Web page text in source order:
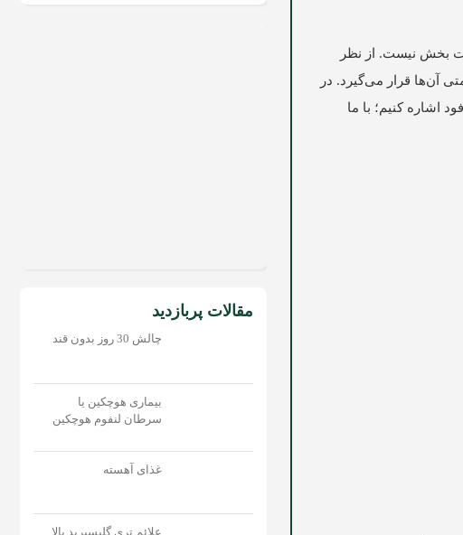
بخش نیست. از نظر
آن‌‌ها قرار می‌‌گیرد. در
اشاره کنیم؛ با ما
مقالات پربازدید
چالش 30 روز بدون قند
بیماری هوچکین یا
سرطان لنفوم هوچکین
غذای آهسته
علائم تری گلیسیرید بالا